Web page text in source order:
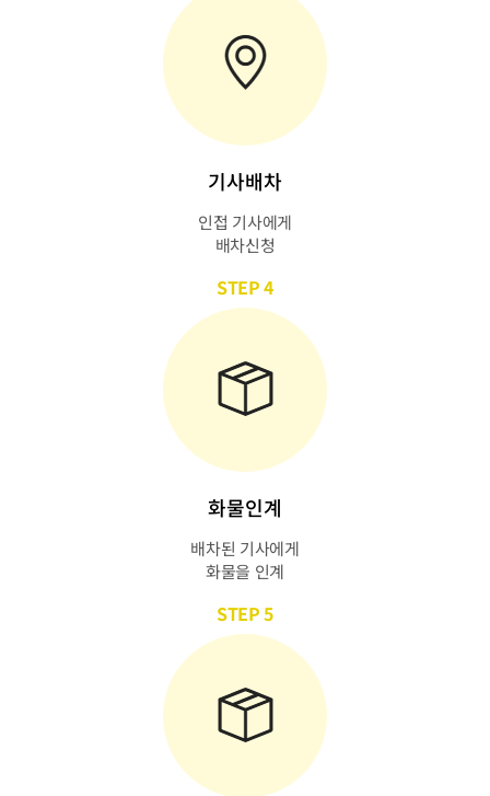
기사배차
인접 기사에게
배차신청
STEP 4
화물인계
배차된 기사에게
화물을 인계
STEP 5